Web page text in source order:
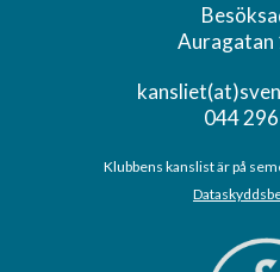
Auragatan
044
Klubbens kanslist är på